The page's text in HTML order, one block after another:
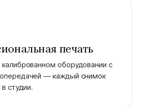
печать
оборудовании с
— каждый снимок
студии.